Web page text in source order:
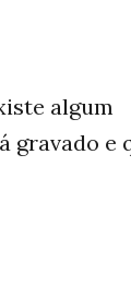
algum
gravado e